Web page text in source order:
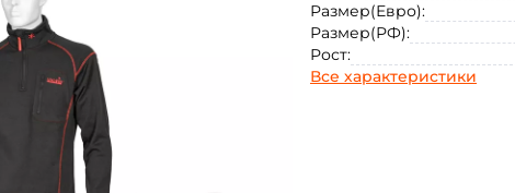
Размер(Евро):
Размер(РФ):
Рост:
Все характеристики